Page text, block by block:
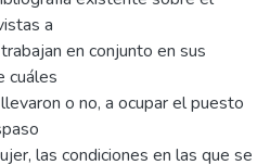
a
en conjunto en sus
cuáles
o no, a ocupar el puesto
las condiciones en las que se